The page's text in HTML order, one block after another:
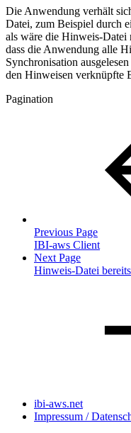
Die Anwendung verhält
Datei, zum Beispiel durch
als wäre die Hinweis-Datei
dass die Anwendung alle
Synchronisation
den Hinweisen verknüpfte
Pagination
Previous Page
IBI-aws Client
Next Page
Hinweis-Datei
ibi-aws.net
Impressum /